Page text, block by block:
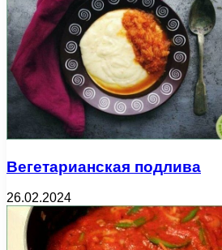
Вегетарианская подлива
26.02.2024